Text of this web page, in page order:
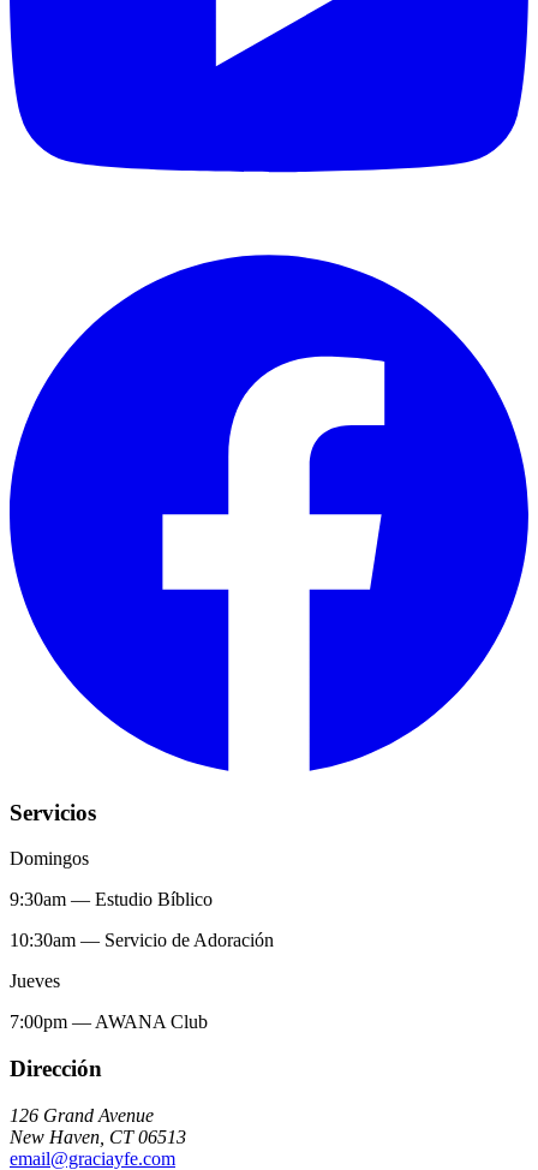
Servicios
Domingos
9:30am — Estudio Bíblico
10:30am — Servicio de Adoración
Jueves
7:00pm — AWANA Club
Dirección
126 Grand Avenue
New Haven CT 06513
email@graciayfe.com